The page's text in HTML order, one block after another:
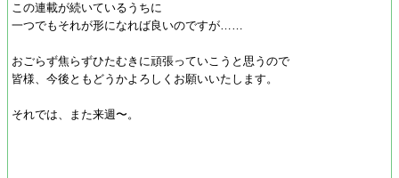
この連載が続いているうちに
一つでもそれが形になれば良いのですが……
おごらず焦らずひたむきに頑張っていこうと思うので
皆様、今後ともどうかよろしくお願いいたします。
それでは、また来週〜。